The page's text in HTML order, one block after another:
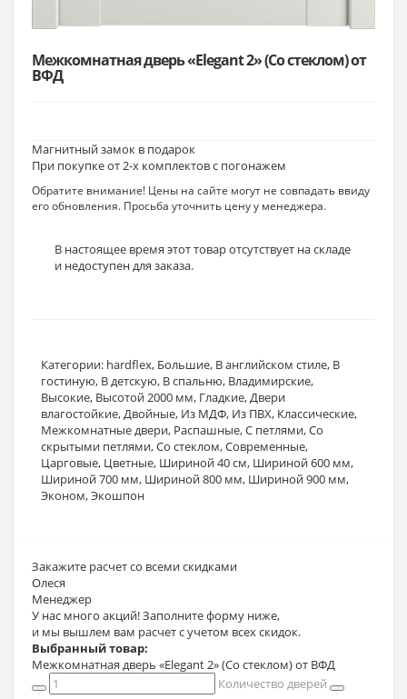
Межкомнатная дверь «Elegant 2» (Со стеклом) от
ВФД
Магнитный замок в подарок
При покупке от 2-х комплектов с погонажем
Обратите внимание! Цены на сайте могут не совпадать ввиду
его обновления. Просьба уточнить цену у менеджера.
В настоящее время этот товар отсутствует на складе
и недоступен для заказа.
Категории: hardflex, Большие, В английском стиле, В
гостиную, В детскую, В спальню, Владимирские,
Высокие, Высотой 2000 мм, Гладкие,Двери
влагостойкие,Двойные, Из МДФ, Из ПВХ, Классические,
Межкомнатные двери, Распашные,С петлями,Со
скрытыми петлями,Со стеклом,Современные,
Царговые, Цветные, Шириной 40 см, Шириной 600 мм,
Шириной 700 мм, Шириной 800 мм, Шириной 900 мм,
Эконом,Экошпон
Закажите расчетсо всеми скидками
Олеся
Менеджер
У нас много акций! Заполните форму ниже,
и мы вышлем вам расчет с учетом всех скидок.
Выбранный товар:
Межкомнатная дверь «Elegant 2» (Со стеклом) от ВФД
Количество дверей